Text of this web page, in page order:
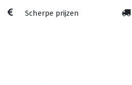
Scherpe prijzen